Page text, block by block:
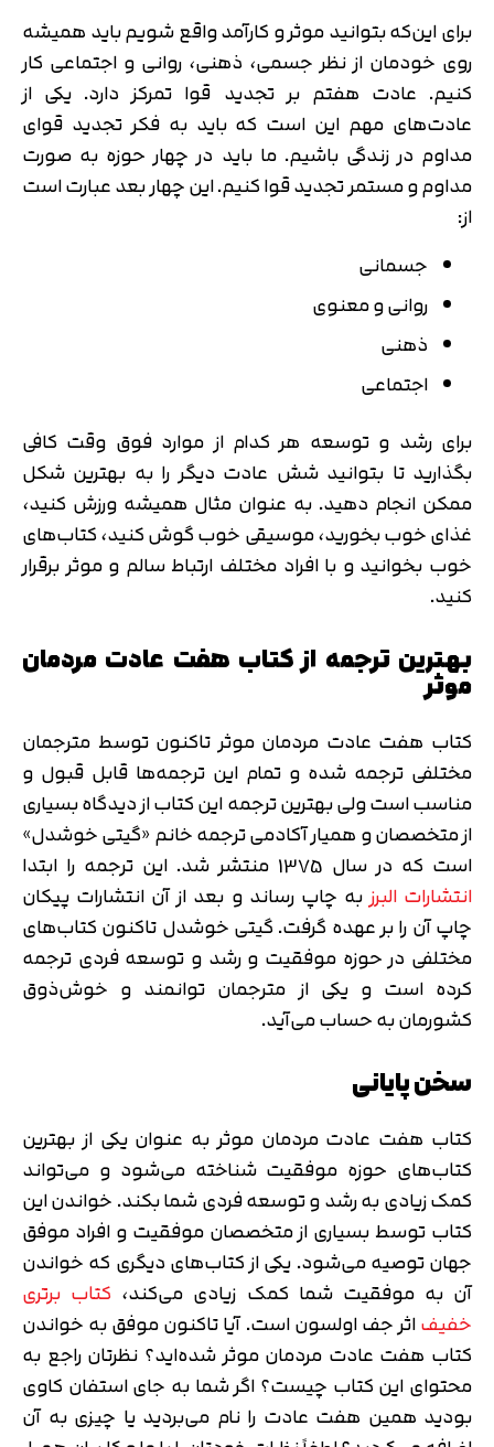
برای این‌که بتوانید موثر و کارآمد واقع شویم باید همیشه
روی خودمان از نظر جسمی، ذهنی، روانی و اجتماعی کار
کنیم. عادت هفتم بر تجدید قوا تمرکز دارد. یکی از
عادت‌های مهم این است که باید به فکر تجدید قوای
مداوم در زندگی باشیم. ما باید در چهار حوزه به صورت
مداوم و مستمر تجدید قوا کنیم. این چهار بعد عبارت است
از:
جسمانی
روانی و معنوی
ذهنی
اجتماعی
برای رشد و توسعه هر کدام از موارد فوق وقت کافی
بگذارید تا بتوانید شش عادت دیگر را به بهترین شکل
ممکن انجام دهید. به عنوان مثال همیشه ورزش کنید،
غذای خوب بخورید، موسیقی خوب گوش کنید، کتاب‌های
خوب بخوانید و با افراد مختلف ارتباط سالم و موثر برقرار
کنید.
بهترین ترجمه از کتاب هفت عادت مردمان
موثر
کتاب هفت عادت مردمان موثر تاکنون توسط مترجمان
مختلفی ترجمه شده و تمام این ترجمه‌ها قابل قبول و
مناسب است ولی بهترین ترجمه این کتاب از دیدگاه بسیاری
از متخصصان و همیار آکادمی ترجمه خانم «گیتی خوشدل»
است که در سال 1375 منتشر شد. این ترجمه را ابتدا
انتشارات البرزبه چاپ رساند و بعد از آن انتشارات پیکان
چاپ آن را بر عهده گرفت. گیتی خوشدل تاکنون کتاب‌های
مختلفی در حوزه موفقیت و رشد و توسعه فردی ترجمه
کرده است و یکی از مترجمان توانمند و خوش‌ذوق
کشورمان به حساب می‌آید.
سخن پایانی
کتاب هفت عادت مردمان موثر به عنوان یکی از بهترین
کتاب‌های حوزه موفقیت شناخته می‌شود و می‌تواند
کمک زیادی به رشد و توسعه فردی شما بکند. خواندن این
کتاب توسط بسیاری از متخصصان موفقیت و افراد موفق
جهان توصیه می‌شود. یکی از کتاب‌های دیگری که خواندن
آن به موفقیت شما کمک زیادی می‌کند، کتاب برتری
خفیفاثر جف اولسون است. آیا تاکنون موفق به خواندن
کتاب هفت عادت مردمان موثر شده‌اید؟ نظرتان راجع به
محتوای این کتاب چیست؟ اگر شما به جای استفان کاوی
بودید همین هفت عادت را نام می‌بردید یا چیزی به آن